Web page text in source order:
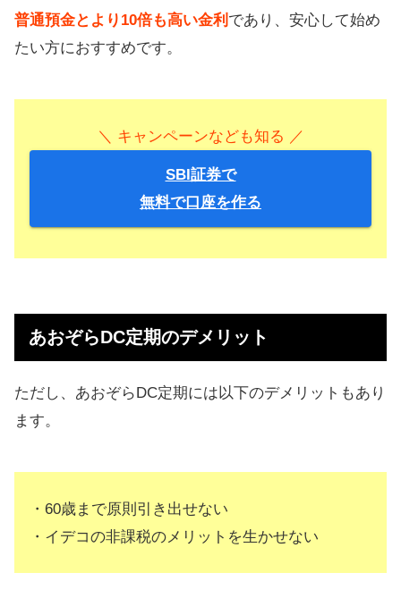
普通預金とより10倍も高い金利 であり、安心して始め
たい方におすすめです。
＼ キャンペーンなども知る ／
SBI証券で
無料で口座を作る
あおぞらDC定期のデメリット
ただし、あおぞらDC定期には以下のデメリットもあり
ます。
・60歳まで原則引き出せない
・イデコの非課税のメリットを生かせない